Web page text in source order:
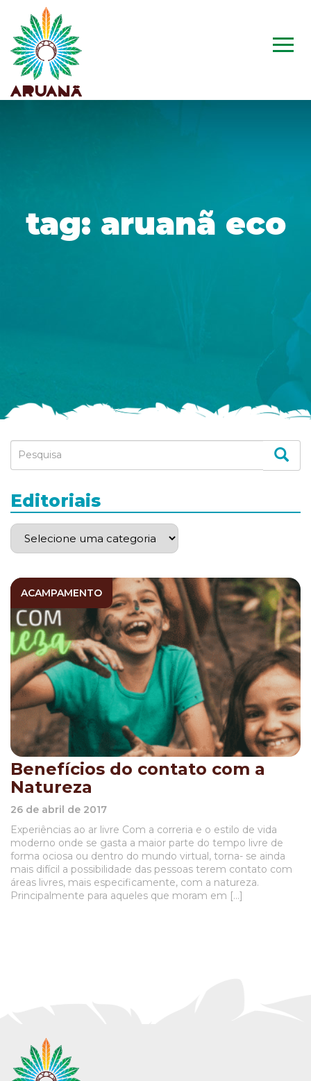
tag: aruanã eco
ACAMPAMENTO
Benefícios do contato com a
Natureza
26 de abril de 2017
Experiências ao ar livre Com a correria e o estilo de vida
moderno onde se gasta a maior parte do tempo livre de
forma ociosa ou dentro do mundo virtual, torna- se ainda
mais difícil a possibilidade das pessoas terem contato com
áreas livres, mais especificamente, com a natureza.
Principalmente para aqueles que moram em […]
Editoriais